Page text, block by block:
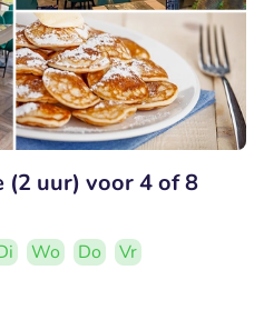
(2 uur) voor 4 of 8
Wo Do
Vr